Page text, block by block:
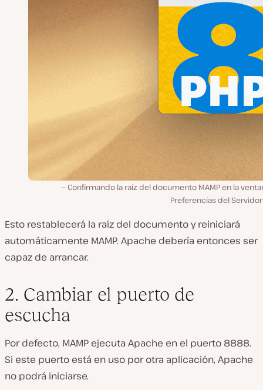
Confirmando la raíz del documento MAMP en la
Preferencias del Servidor
Esto restablecerá la raíz del documento y reiniciará
automáticamente MAMP. Apache debería entonces ser
capaz de arrancar.
2. Cambiar el puerto de
escucha
Por defecto, MAMP ejecuta Apache en el puerto 8888.
Si este puerto está en uso por otra aplicación, Apache
no podrá iniciarse.